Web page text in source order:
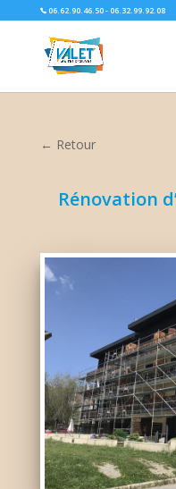
06.62.90.46.50 - 06.32.99.92.08
← Retour
Rénovation